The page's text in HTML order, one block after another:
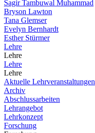
Sagir Tambuwal Muhammad
Bryson Lawton
Tana Glemser
Evelyn Bernhardt
Esther Stürmer
Lehre
Lehre
Lehre
Lehre
Aktuelle Lehrveranstaltungen
Archiv
Abschlussarbeiten
Lehrangebot
Lehrkonzept
Forschung